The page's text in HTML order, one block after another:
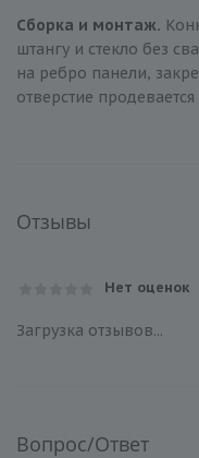
Сборка и монтаж.
штангу и стекло без
на ребро панели,
отверстие продевается
Отзывы
Нет оценок
Загрузка отзывов...
Вопрос/Ответ